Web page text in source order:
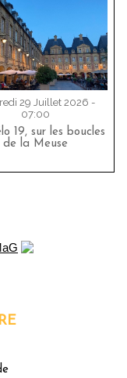
29 Juillet 2026 -
07:00
19, sur les boucles
de la Meuse